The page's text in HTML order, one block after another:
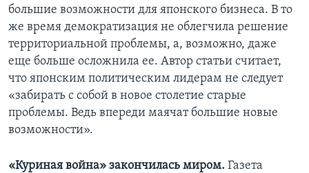
большие возможности для японского бизнеса. В то
же время демократизация не облегчила решение
территориальной проблемы, а, возможно, даже
еще больше осложнила ее. Автор статьи считает,
что японским политическим лидерам не следует
«забирать с собой в новое столетие старые
проблемы. Ведь впереди маячат большие новые
возможности».
«Куриная война» закончилась миром. Газета